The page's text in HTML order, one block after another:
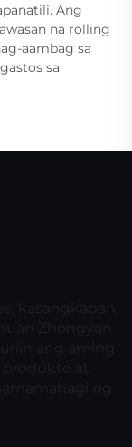
Ang
na rolling
aambag sa
sa